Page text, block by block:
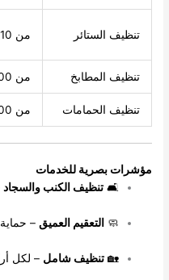
تنظيف الستائر من 10 – 15 ريال للمتر
تنظيف المطابخ من 200 – 400 ريال
تنظيف الحمامات من 100 – 200 ريال
مؤشرات بصرية للخدمات
🛋️تنظيف الكنب والسجاد
🧼 التعقيم العميق –
🏡تنظيف شامل – لكل